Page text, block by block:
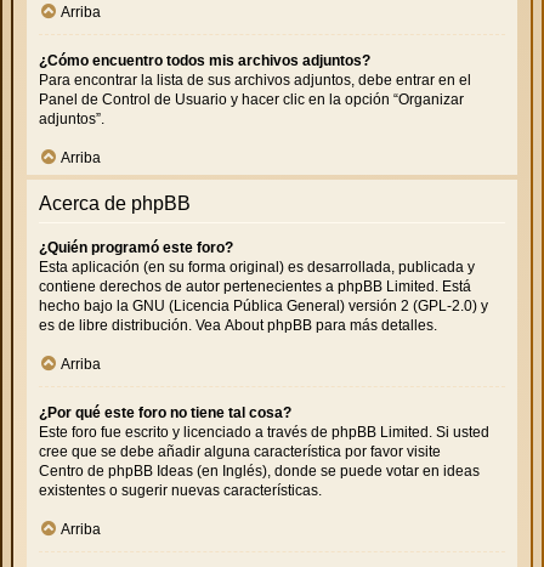
Arriba
¿Cómo encuentro todos mis archivos adjuntos?
Para encontrar la lista de sus archivos adjuntos, debe entrar en el
Panel de Control de Usuario y hacer clic en la opción “Organizar
adjuntos”.
Arriba
Acerca de phpBB
¿Quién programó este foro?
Esta aplicación (en su forma original) es desarrollada, publicada y
contiene derechos de autor pertenecientes a phpBB Limited . Está
hecho bajo la GNU (Licencia Pública General) versión 2 (GPL-2.0) y
es de libre distribución. Vea About phpBB para más detalles.
Arriba
¿Por qué este foro no tiene tal cosa?
Este foro fue escrito y licenciado a través de phpBB Limited. Si usted
cree que se debe añadir alguna característica por favor visite
Centro de phpBB Ideas (en Inglés), donde se puede votar en ideas
existentes o sugerir nuevas características.
Arriba